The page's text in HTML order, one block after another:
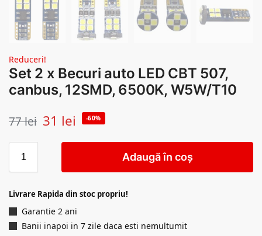
Reduceri!
Set 2 x Becuri auto LED CBT 507,
canbus, 12SMD, 6500K, W5W/T10
77lei 31 lei -60%
Adaugă în coș
Livrare Rapida din stoc propriu!
Garantie 2 ani
Banii inapoi in 7 zile daca esti nemultumit